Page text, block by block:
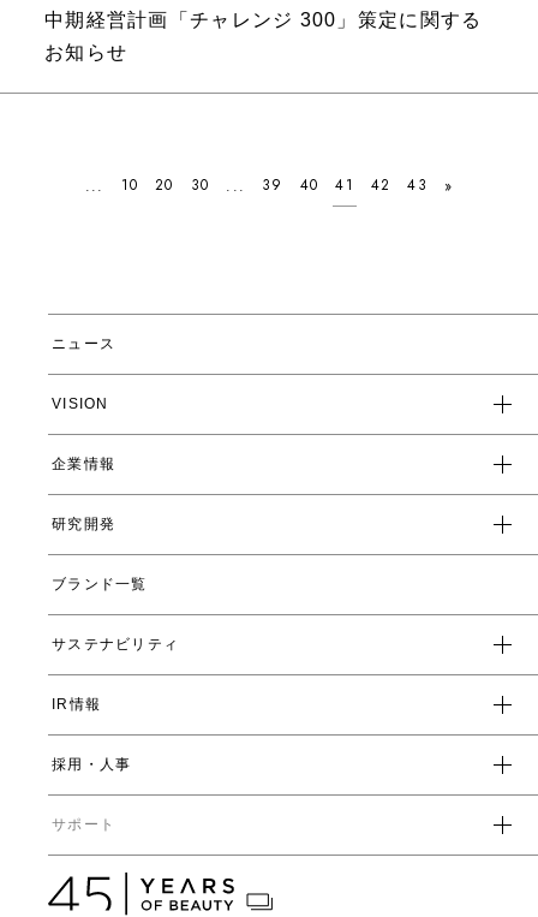
中期経営計画「チャレンジ 300」策定に関する
お知らせ
... 10 20 30 ... 39 40 41 42 43 »
ニュース
VISION
企業スローガン
クレド
企業情報
トップメッセージ
会社概要
数字で見るヤーマン
受賞一覧
直営店・百貨店
研究開発
ヤーマンの研究開発とは
ヤーマンの技術
開発ストーリー
ブランド一覧
サステナビリティ
環境
社会
IR情報
経営方針
コーポレートガバナンス
ディスクロージャーポリシー
IRライブラリ一覧
株式情報
採用・人事
人事からのメッセージ
数字で見るヤーマン
サポート
カタログ・取扱説明書